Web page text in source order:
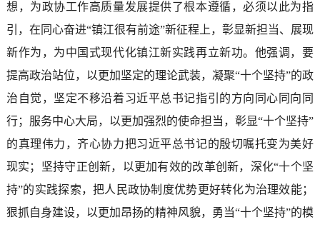
想，为政协工作高质量发展提供了根本遵循，必须以此为指
引，在同心奋进“镇江很有前途”新征程上，彰显新担当、展现
新作为，为中国式现代化镇江新实践再立新功。他强调，要
提高政治站位，以更加坚定的理论武装，凝聚“十个坚持”的政
治自觉，坚定不移沿着习近平总书记指引的方向同心同向同
行；服务中心大局，以更加强烈的使命担当，彰显“十个坚持”
的真理伟力，齐心协力把习近平总书记的殷切嘱托变为美好
现实；坚持守正创新，以更加有效的改革创新，深化“十个坚
持”的实践探索，把人民政协制度优势更好转化为治理效能；
狠抓自身建设，以更加昂扬的精神风貌，勇当“十个坚持”的模